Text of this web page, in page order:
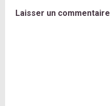
Laisser un commentaire